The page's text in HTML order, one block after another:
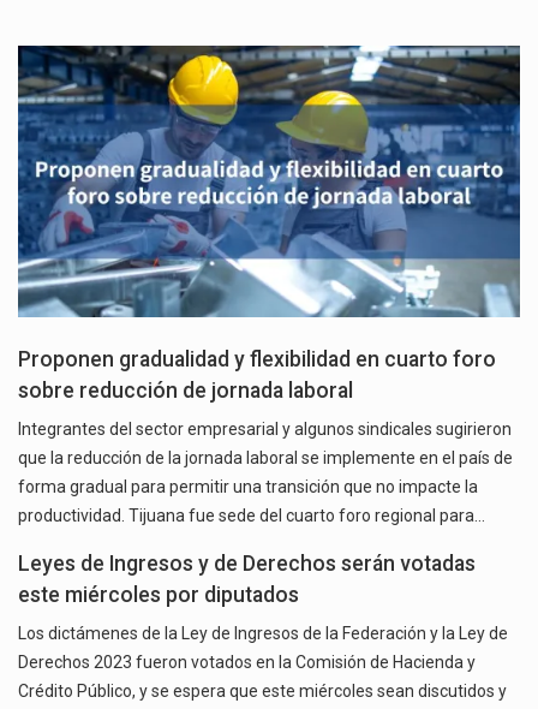
Proponen gradualidad y flexibilidad en cuarto foro
sobre reducción de jornada laboral
Integrantes del sector empresarial y algunos sindicales sugirieron
que la reducción de la jornada laboral se implemente en el país de
forma gradual para permitir una transición que no impacte la
productividad. Tijuana fue sede del cuarto foro regional para…
Leyes de Ingresos y de Derechos serán votadas
este miércoles por diputados
Los dictámenes de la Ley de Ingresos de la Federación y la Ley de
Derechos 2023 fueron votados en la Comisión de Hacienda y
Crédito Público, y se espera que este miércoles sean discutidos y